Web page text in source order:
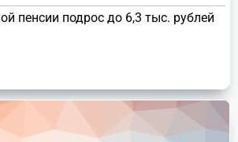
пенсии подрос до 6,3 тыс. рублей